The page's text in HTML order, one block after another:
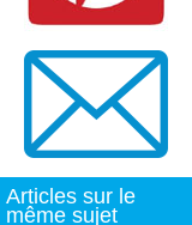
Articles sur le
même sujet